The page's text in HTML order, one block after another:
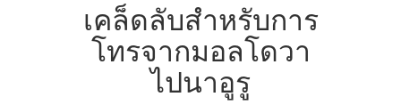
เคล็ดลับสำหรับการ
โทรจากมอลโดวา
ไปนาอูรู